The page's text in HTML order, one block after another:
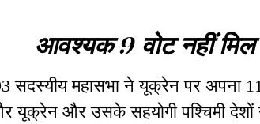
आवश्यक 9 वोट नहीं
सदस्यीय महासभा ने यूक्रेन पर अपना
यूक्रेन और उसके सहयोगी पश्चिमी